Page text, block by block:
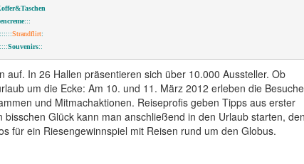
:::
Strandflirt:
Souvenirs::
auf. In 26 Hallen präsentieren sich über 10.000 Aussteller. Ob
um die Ecke: Am 10. und 11. März 2012 erleben die
und Mitmachaktionen. Reiseprofis geben Tipps aus erster
Glück kann man anschließend in den Urlaub starten,
für ein Riesengewinnspiel mit Reisen rund um den Globus.